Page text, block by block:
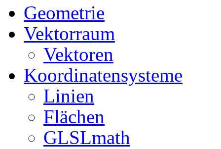
Geometrie
Vektorraum
Vektoren
Koordinatensysteme
Linien
Flächen
GLSLmath